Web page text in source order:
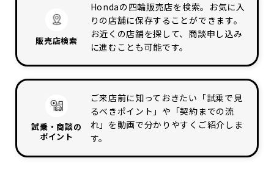
販売店検索
Hondaの四輪販売店を検索。お気に入
りの店舗に保存することができます。
お近くの店舗を探して、商談申し込み
に進むことも可能です。
試乗・商談の
ポイント
ご来店前に知っておきたい「試乗で見
るべきポイント」や「契約までの流
れ」を動画で分かりやすくご紹介しま
す。